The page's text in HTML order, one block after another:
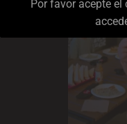
Por favor acepte